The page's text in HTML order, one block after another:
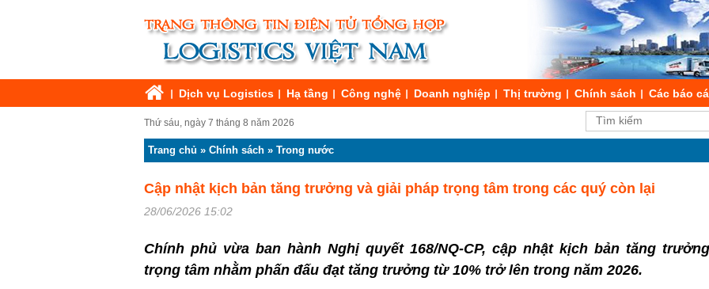
Dịch vụ Logistics Hạ tầng Công nghệ Doanh nghiệp Thị trường Chính sách Các báo
Thứ sáu, ngày 7 tháng 8 năm 2026
Trang chủ » Chính sách » Trong nước
Cập nhật kịch bản tăng trưởng và giải pháp trọng tâm trong các quý còn lại
28/06/2026 15:02
Chính phủ vừa ban hành Nghị quyết 168/NQ-CP, cập nhật kịch bản tăng
trọng tâm nhằm phấn đấu đạt tăng trưởng từ 10% trở lên trong năm 2026.